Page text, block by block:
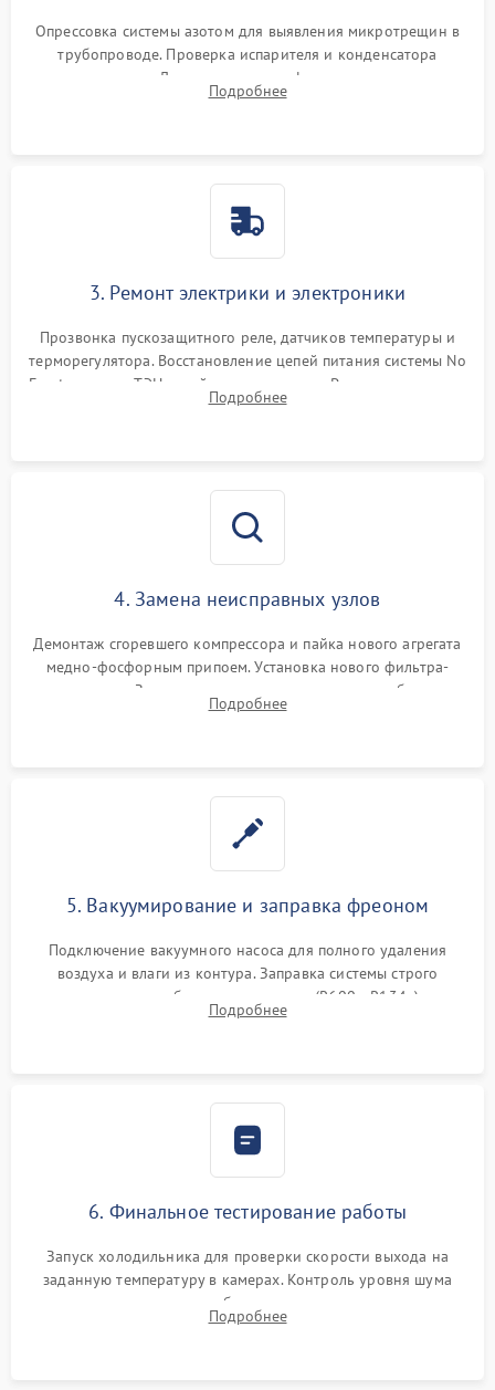
Опрессовка системы азотом для выявления микротрещин в
трубопроводе. Проверка испарителя и конденсатора
течеискателем. Демонтаж старого фильтра-осушителя и
продувка капиллярной трубки для устранения засоров.
Подробнее
3. Ремонт электрики и электроники
Прозвонка пускозащитного реле, датчиков температуры и
терморегулятора. Восстановление цепей питания системы No
Frost, включая ТЭН оттайки и вентилятор. Ремонт или замена
платы управления при сбоях алгоритмов.
Подробнее
4. Замена неисправных узлов
Демонтаж сгоревшего компрессора и пайка нового агрегата
медно-фосфорным припоем. Установка нового фильтра-
осушителя. Замена изношенных вентиляторов обдува,
сломанных заслонок или поврежденных дверных петель.
Подробнее
5. Вакуумирование и заправка фреоном
Подключение вакуумного насоса для полного удаления
воздуха и влаги из контура. Заправка системы строго
дозированным объемом хладагента (R600a, R134a) по
электронным весам. Контроль рабочего давления в системе.
Подробнее
6. Финальное тестирование работы
Запуск холодильника для проверки скорости выхода на
заданную температуру в камерах. Контроль уровня шума
компрессора, отсутствия обмерзания стенок и корректного
срабатывания системы автоматической оттайки.
Подробнее